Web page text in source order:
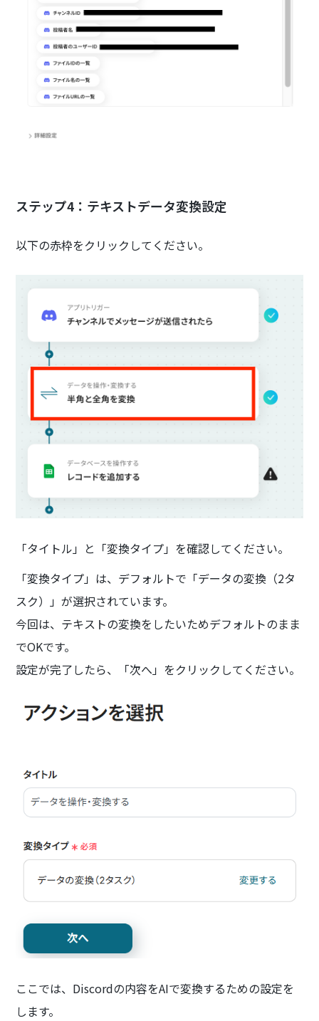
ステップ4：テキストデータ変換設定
以下の赤枠をクリックしてください。
「タイトル」と「変換タイプ」を確認してください。
「変換タイプ」は、デフォルトで「データの変換（2タ
スク）」が選択されています。
今回は、テキストの変換をしたいためデフォルトのまま
でOKです。
設定が完了したら、「次へ」をクリックしてください。
ここでは、Discordの内容をAIで変換するための設定を
します。